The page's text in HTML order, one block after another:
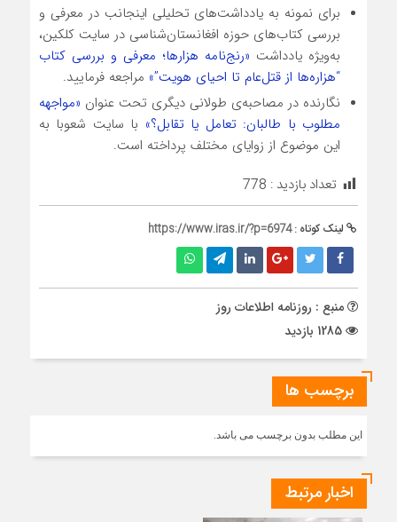
برای نمونه به یادداشت‌های تحلیلی‌ اینجانب در معرفی و
بررسی کتاب‌های حوزه افغانستان‌شناسی در سایت کلکین،
به‌ویژه یادداشت «رنج‌نامه هزارها؛ معرفی و بررسی کتاب
“هزاره‌ها از قتل‌عام تا احیای هویت”» مراجعه فرمایید.
نگارنده در مصاحبه‌ی طولانی دیگری تحت عنوان «مواجهه
مطلوب با طالبان: تعامل یا تقابل؟» با سایت شعوبا به
این موضوع از زوایای مختلف پرداخته است.
تعداد بازدید : 778
لینک کوتاه :https://www.iras.ir/?p=6974
منبع : روزنامه اطلاعات روز
برچسب ها
این مطلب بدون برچسب می باشد.
اخبار مرتبط